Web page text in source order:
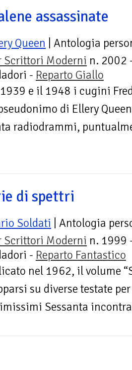
assassinate
Queen | Antologia
Scrittori Moderni n. 2002
- Reparto Giallo
e il 1948 i cugini
di Ellery
radiodrammi,
di spettri
Soldati | Antologia
Scrittori Moderni n. 1999
- Reparto Fantastico
nel 1962, il volume
su diverse testate
Sessanta